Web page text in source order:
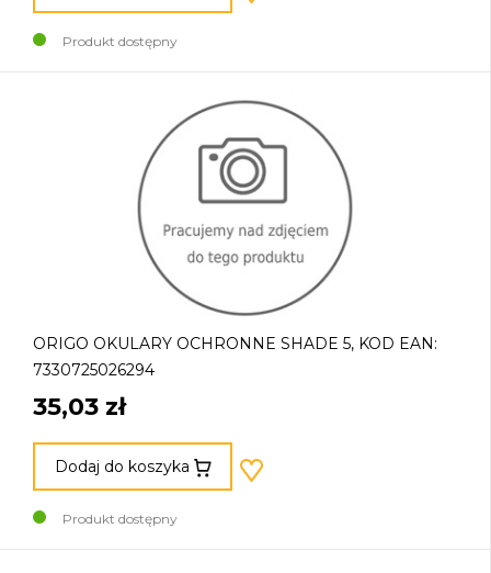
Produkt dostępny
ORIGO OKULARY OCHRONNE SHADE 5, KOD EAN:
7330725026294
35,03 zł
Dodaj do koszyka
Produkt dostępny